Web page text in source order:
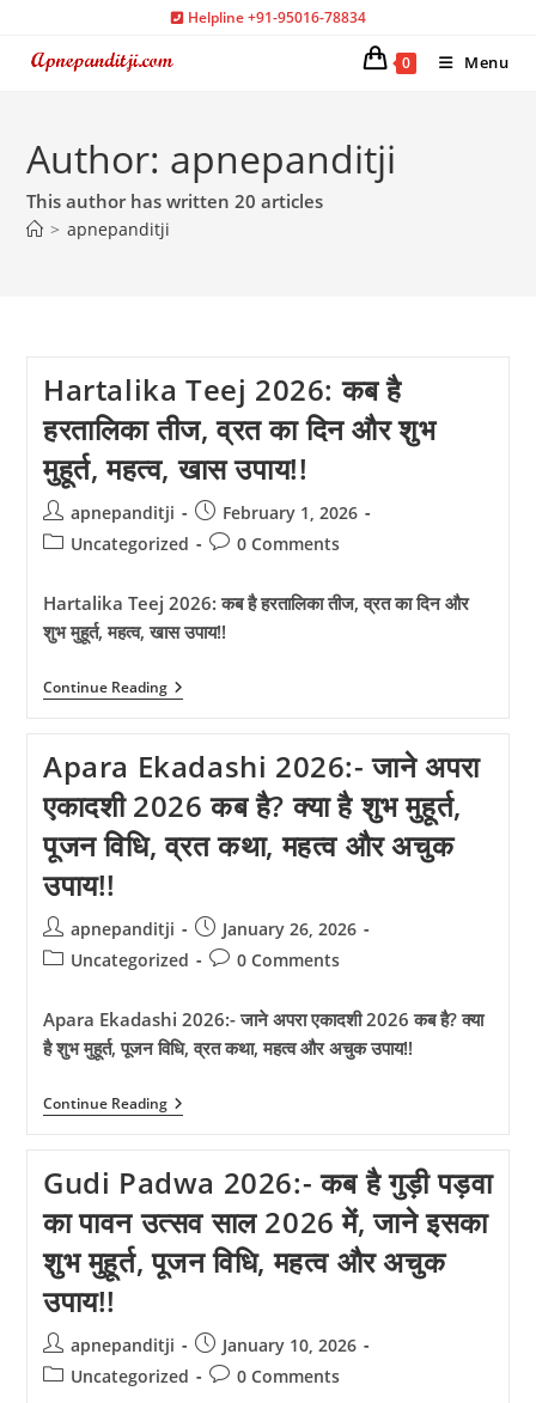
content
Helpline +91-95016-78834
0 Menu
Author: apnepanditji
This author has written 20 articles
> apnepanditji
Hartalika Teej 2026: कब है
हरतालिका तीज, व्रत का दिन और शुभ
मुहूर्त, महत्व, खास उपाय!!
Post
author:
apnepanditji
Post
published:
February 1, 2026
PostUncategorized
Post0 Comments
Hartalika Teej 2026: कब है हरतालिका तीज, व्रत का दिन और
शुभ मुहूर्त, महत्व, खास उपाय!!
Continue ReadingHartalika
Teej
है
हरतालिका
तीज,
व्रत
का
दिन
मुहूर्त,
महत्व,
खास
उपाय!!
Apara Ekadashi 2026:- जाने अपरा
एकादशी 2026 कब है? क्या है शुभ मुहूर्त,
पूजन विधि, व्रत कथा, महत्व और अचुक
उपाय!!
Post
author:
apnepanditji
Post
published:
January 26, 2026
PostUncategorized
Post0 Comments
Apara Ekadashi 2026:- जाने अपरा एकादशी 2026 कब है? क्या
है शुभ मुहूर्त, पूजन विधि, व्रत कथा, महत्व और अचुक उपाय!!
Continue ReadingApara
Ekadashi
अपरा
एकादशी
2026
कब
है?
क्या
मुहूर्त,
पूजन
विधि,
व्रत
Gudi Padwa 2026:- कब है गुड़ी पड़वा
का पावन उत्सव साल 2026 में, जाने इसका
शुभ मुहूर्त, पूजन विधि, महत्व और अचुक
उपाय!!
Post
author:
apnepanditji
Post
published:
January 10, 2026
PostUncategorized
Post0 Comments